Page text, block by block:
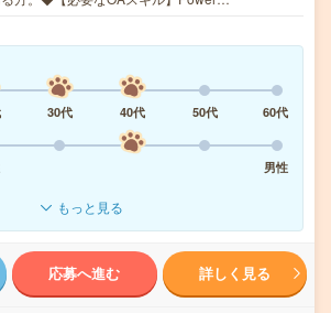
30代 40代 50代
60代
男性
もっと見る
応募へ進む 詳しく見る